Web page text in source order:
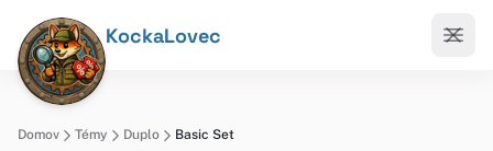
KockaLovec
Domov Témy Duplo Basic Set